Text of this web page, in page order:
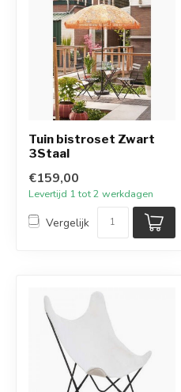
Tuin bistroset Zwart
3Staal
€159,00
Levertijd 1 tot 2 werkdagen
Vergelijk